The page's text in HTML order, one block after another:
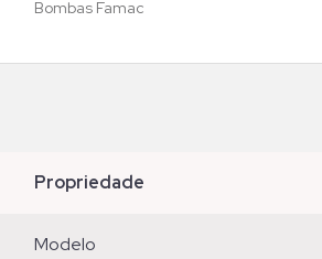
Bombas Famac
propriedade
modelo